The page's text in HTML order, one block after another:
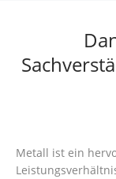
Metall ist ein